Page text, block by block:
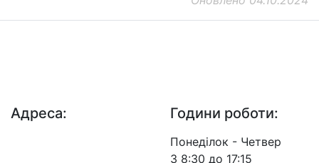
Адреса: Години роботи:
Понеділок - Четвер
З 8:30 до 17:15